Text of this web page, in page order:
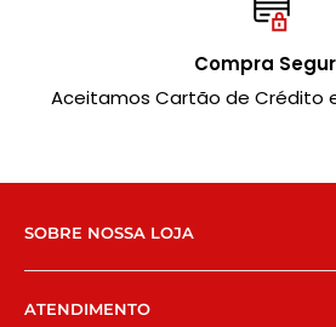
Compra
Aceitamos Cartão de Crédito
SOBRE NOSSA LOJA
Chegamos no e-commerce para
mais a vida dos nossos clientes!
ATENDIMENTO